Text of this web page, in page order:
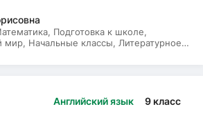
Подготовка к школе,
Начальные классы, Литературное
Английский язык 9 класс